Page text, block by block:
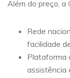
Além do preço, a
Rede
facilidade
Plataforma
assistência